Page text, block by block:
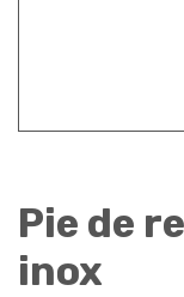
Pie de
inox